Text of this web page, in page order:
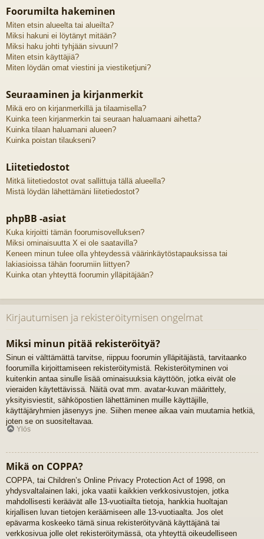
Foorumilta hakeminen
Miten etsin alueelta tai alueilta?
Miksi hakuni ei löytänyt mitään?
Miksi haku johti tyhjään sivuun!?
Miten etsin käyttäjiä?
Miten löydän omat viestini ja viestiketjuni?
Seuraaminen ja kirjanmerkit
Mikä ero on kirjanmerkillä ja tilaamisella?
Kuinka teen kirjanmerkin tai seuraan haluamaani aihetta?
Kuinka tilaan haluamani alueen?
Kuinka poistan tilaukseni?
Liitetiedostot
Mitkä liitetiedostot ovat sallittuja tällä alueella?
Mistä löydän lähettämäni liitetiedostot?
phpBB -asiat
Kuka kirjoitti tämän foorumisovelluksen?
Miksi ominaisuutta X ei ole saatavilla?
Keneen minun tulee olla yhteydessä väärinkäytöstapauksissa tai
lakiasioissa tähän foorumiin liittyen?
Kuinka otan yhteyttä foorumin ylläpitäjään?
Kirjautumisen ja rekisteröitymisen ongelmat
Miksi minun pitää rekisteröityä?
Sinun ei välttämättä tarvitse, riippuu foorumin ylläpitäjästä, tarvitaanko
foorumilla kirjoittamiseen rekisteröitymistä. Rekisteröityminen voi
kuitenkin antaa sinulle lisää ominaisuuksia käyttöön, jotka eivät ole
vieraiden käytettävissä. Näitä ovat mm. avatar-kuvan määrittely,
yksityisviestit, sähköpostien lähettäminen muille käyttäjille,
käyttäjäryhmien jäsenyys jne. Siihen menee aikaa vain muutamia hetkiä,
joten se on suositeltavaa.
Ylös
Mikä on COPPA?
COPPA, tai Children’s Online Privacy Protection Act of 1998, on
yhdysvaltalainen laki, joka vaatii kaikkien verkkosivustojen, jotka
mahdollisesti keräävät alle 13-vuotiailta tietoja, hankkia huoltajan
kirjallisen luvan tietojen keräämiseen alle 13-vuotiaalta. Jos olet
epävarma koskeeko tämä sinua rekisteröityvänä käyttäjänä tai
verkkosivua jolle olet rekisteröitymässä, ota yhteyttä oikeudelliseen